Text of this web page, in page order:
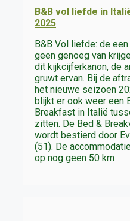
B&B vol liefde in
2025
B&B Vol liefde: de een
geen genoeg van
dit kijkcijferkanon, de
gruwt ervan. Bij de
het nieuwe seizoen
blijkt er ook weer een
Breakfast in Italië
zitten. De Bed &
wordt bestierd door
(51). De
op nog geen 50 km